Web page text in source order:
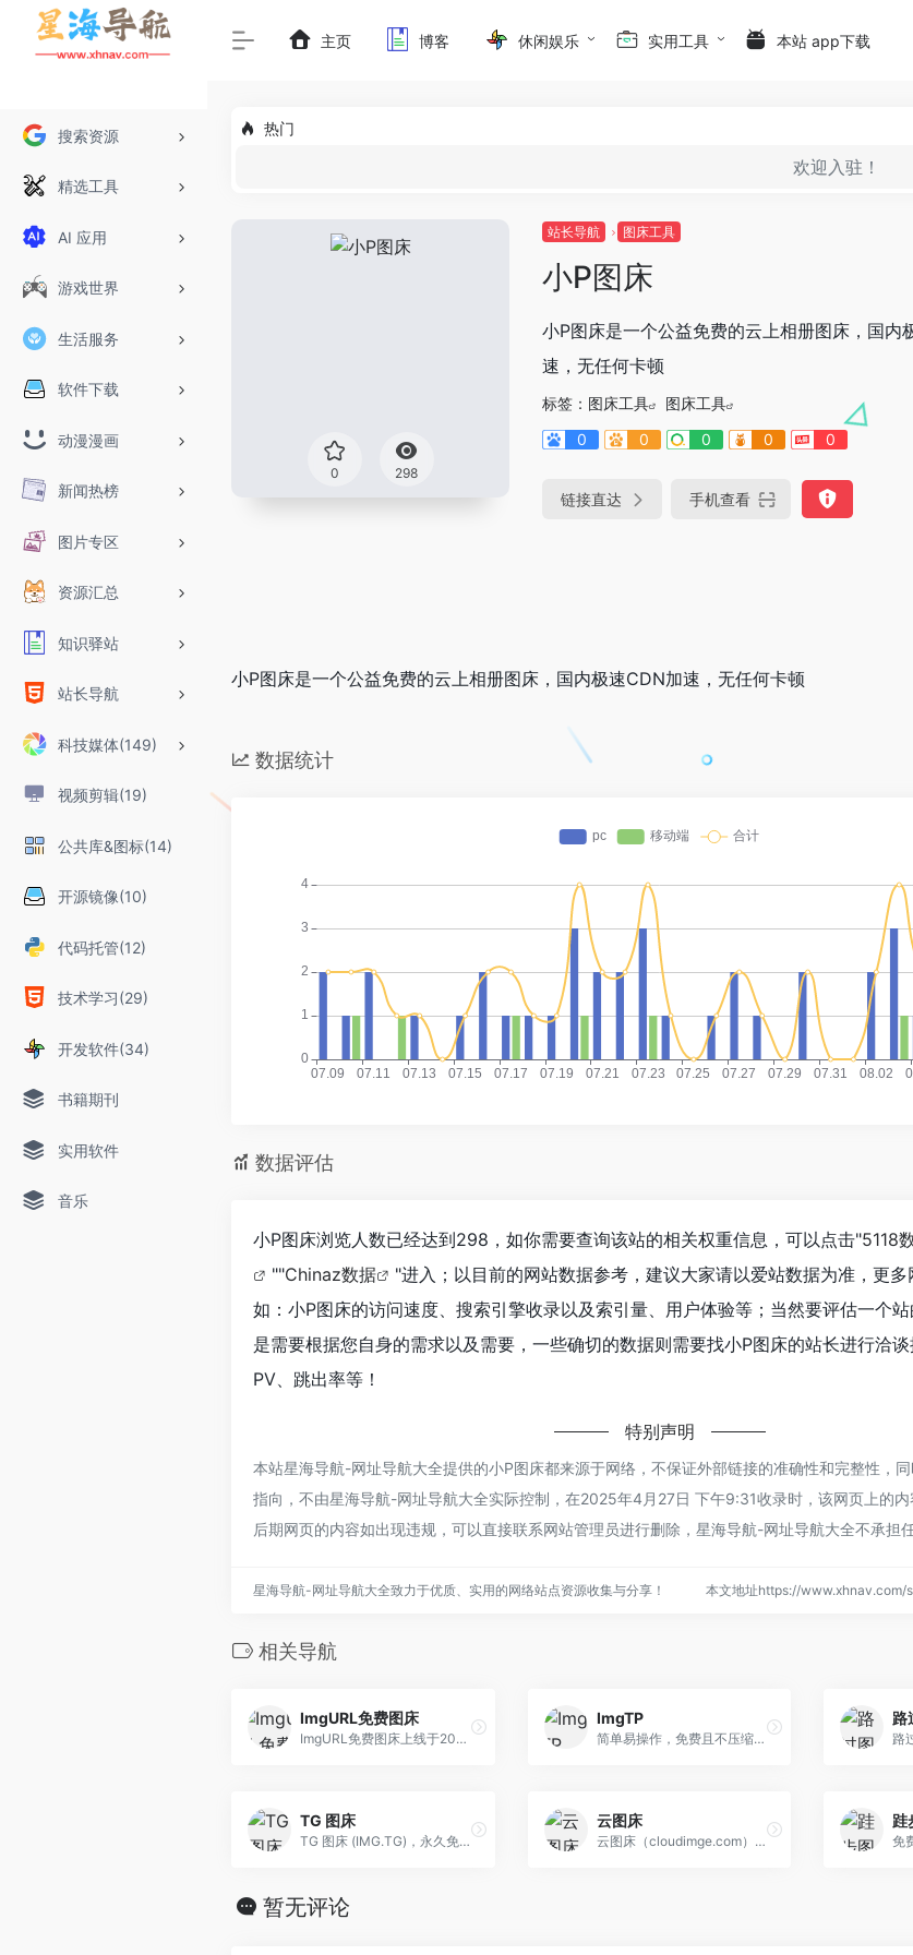
搜索资源
精选工具
AI 应用
游戏世界
生活服务
软件下载
动漫漫画
新闻热榜
图片专区
资源汇总
知识驿站
站长导航
科技媒体(149)
视频剪辑(19)
公共库&图标(14)
开源镜像(10)
代码托管(12)
技术学习(29)
开发软件(34)
书籍期刊
实用软件
音乐
主页 博客 休闲娱乐 实用工具 本站 app下载
热门
欢迎入驻！
0 298
站长导航 图床工具
小P图床
小P图床是一个公益免费的云上相册图床，国内
速，无任何卡顿
标签： 图床工具
图床工具
0
0 0 0 0
链接直达 手机查看
小P图床是一个公益免费的云上相册图床，国内极速CDN加速，无任何卡顿
数据统计
数据评估
小P图床浏览人数已经达到298，如你需要查询该站的相关权重信息，可以点击"5118
""Chinaz数据
"进入；以目前的网站数据参考，建议大家请以爱站数据为准，更
如：小P图床的访问速度、搜索引擎收录以及索引量、用户体验等；当然要评估一个
是需要根据您自身的需求以及需要，一些确切的数据则需要找小P图床的站长进行洽谈
PV、跳出率等！
特别声明
本站星海导航-网址导航大全提供的小P图床都来源于网络，不保证外部链接的准确性和完整性，
指向，不由星海导航-网址导航大全实际控制，在2025年4月27日 下午9:31收录时，该网页上的内
后期网页的内容如出现违规，可以直接联系网站管理员进行删除，星海导航-网址导航大全不承担任
星海导航-网址导航大全致力于优质、实用的网络站点资源收集与分享！ 本文地址https://www.xhnav.com/
相关导航
ImgURL免费图床
ImgURL免费图床上线于2017年12月，累积托管图片超过100万。ImgURL可以快速将图片转换为URL链接，为您提供简单、稳定、可信赖的图片上传于外链分享服务。
ImgTP
简单易操作，免费且不压缩图片画质的公共图床平台，支持对接PicGo。从本地相册选取图片上传到图床服务器快速获取图片外链。支持批量上传！
路
TG 图床
TG 图床 (IMG.TG)，永久免费图床，包含国内节点的全球 CDN 免费图片托管，毫秒级的访问体验，异地备份并永久保存在云端。
云图床
云图床（cloudimge.com）免费公共图床, 提供图片上传和图片外链以及图片托管服务, 原图保存, 全球CDN加速.
跬
暂无评论